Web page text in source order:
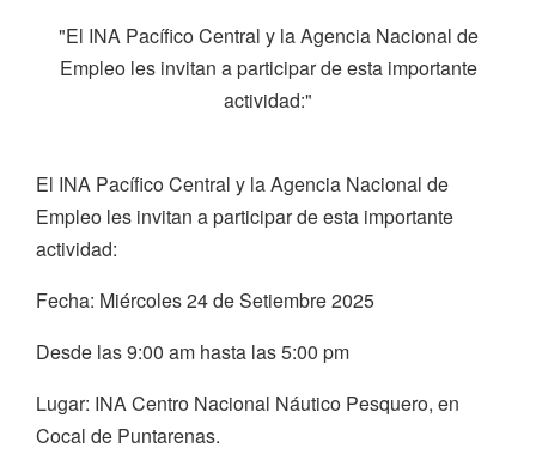
"El INA Pacífico Central y la Agencia Nacional de
Empleo les invitan a participar de esta importante
actividad:"
El INA Pacífico Central y la Agencia Nacional de
Empleo les invitan a participar de esta importante
actividad:
Fecha: Miércoles 24 de Setiembre 2025
Desde las 9:00 am hasta las 5:00 pm
Lugar: INA Centro Nacional Náutico Pesquero, en
Cocal de Puntarenas.